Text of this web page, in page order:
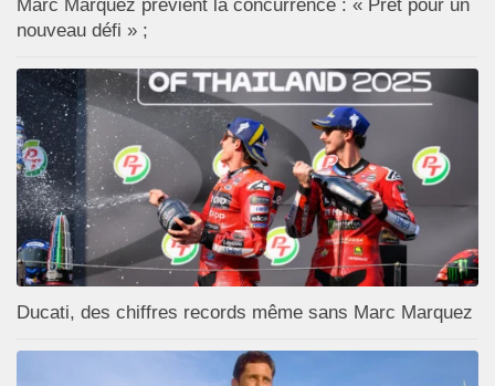
Marc Marquez prévient la concurrence : « Prêt pour un
nouveau défi » ;
Ducati, des chiffres records même sans Marc Marquez